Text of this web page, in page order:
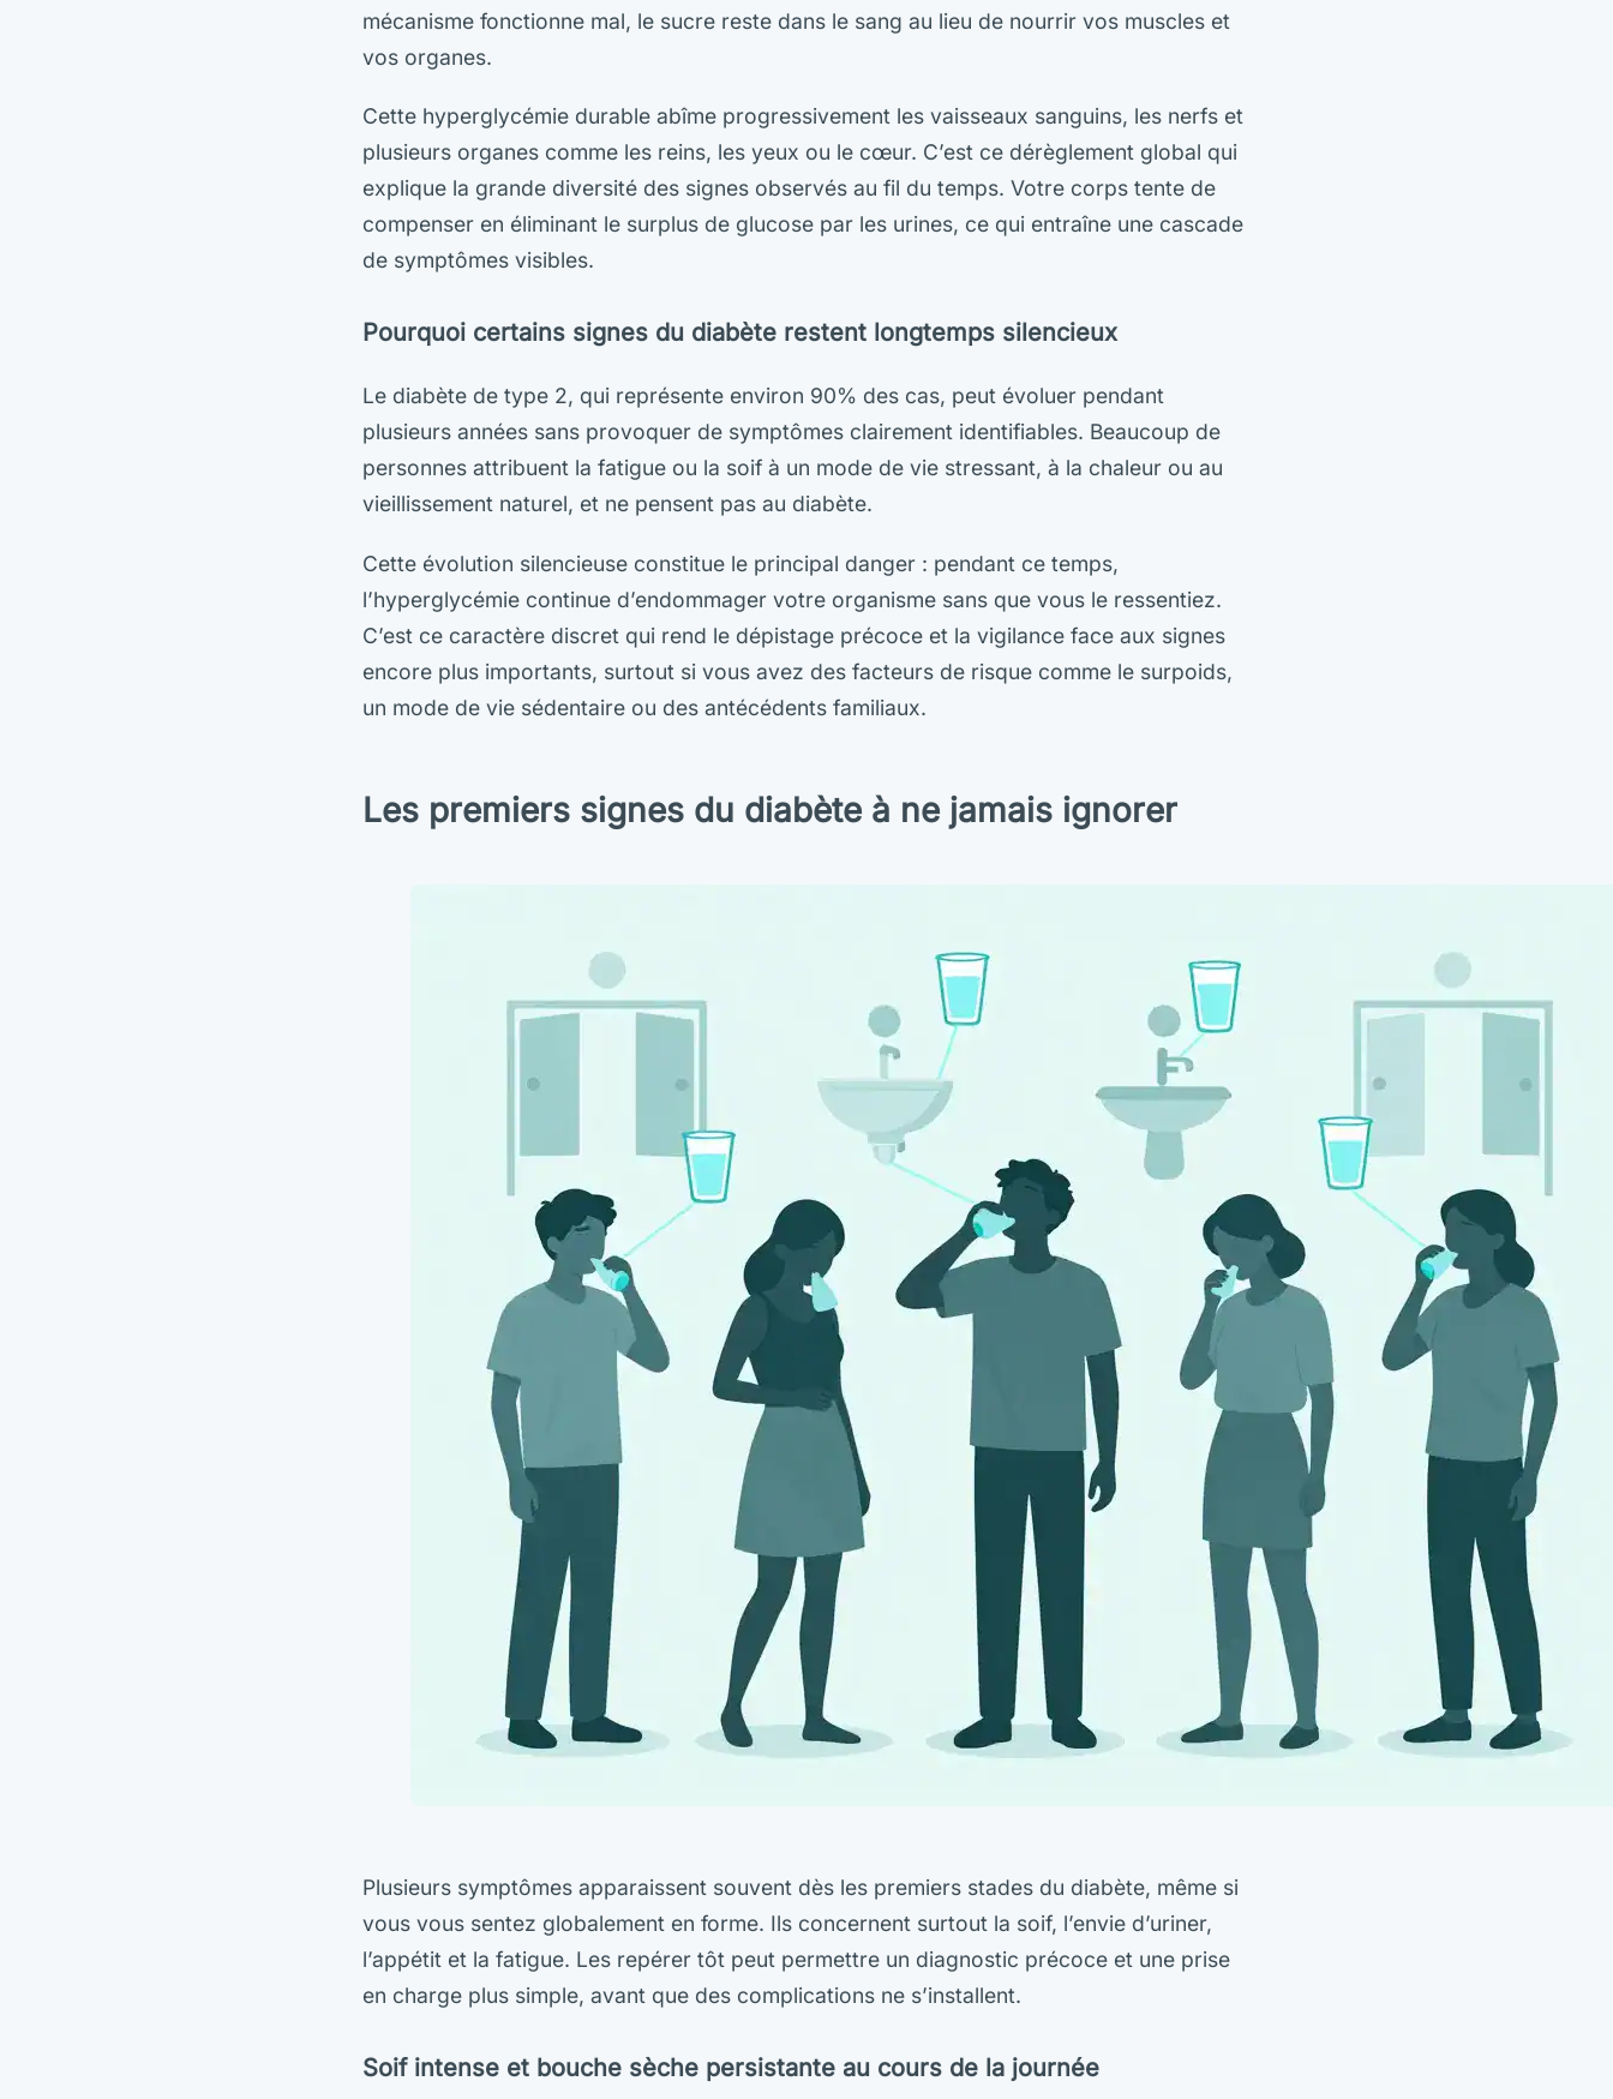
mécanisme fonctionne mal, le sucre reste dans le sang au lieu de nourrir vos muscles et
vos organes.
Cette hyperglycémie durable abîme progressivement les vaisseaux sanguins, les nerfs et
plusieurs organes comme les reins, les yeux ou le cœur. C’est ce dérèglement global qui
explique la grande diversité des signes observés au fil du temps. Votre corps tente de
compenser en éliminant le surplus de glucose par les urines, ce qui entraîne une cascade
de symptômes visibles.
Pourquoi certains signes du diabète restent longtemps silencieux
Le diabète de type 2, qui représente environ 90% des cas, peut évoluer pendant
plusieurs années sans provoquer de symptômes clairement identifiables. Beaucoup de
personnes attribuent la fatigue ou la soif à un mode de vie stressant, à la chaleur ou au
vieillissement naturel, et ne pensent pas au diabète.
Cette évolution silencieuse constitue le principal danger : pendant ce temps,
l’hyperglycémie continue d’endommager votre organisme sans que vous le ressentiez.
C’est ce caractère discret qui rend le dépistage précoce et la vigilance face aux signes
encore plus importants, surtout si vous avez des facteurs de risque comme le surpoids,
un mode de vie sédentaire ou des antécédents familiaux.
Les premiers signes du diabète à ne jamais ignorer
Plusieurs symptômes apparaissent souvent dès les premiers stades du diabète, même si
vous vous sentez globalement en forme. Ils concernent surtout la soif, l’envie d’uriner,
l’appétit et la fatigue. Les repérer tôt peut permettre un diagnostic précoce et une prise
en charge plus simple, avant que des complications ne s’installent.
Soif intense et bouche sèche persistante au cours de la journée